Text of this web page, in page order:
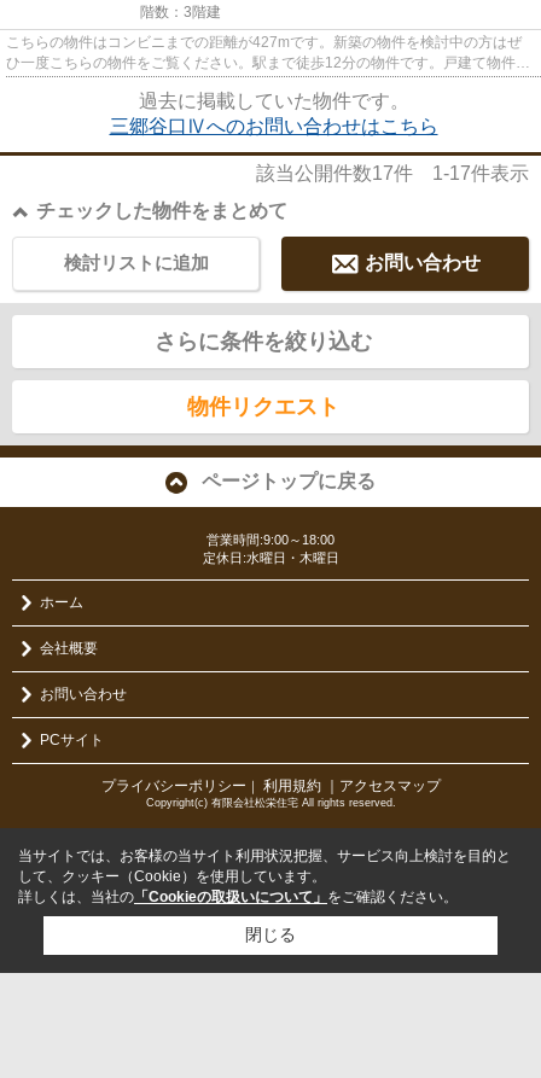
階数：3階建
こちらの物件はコンビニまでの距離が427mです。新築の物件を検討中の方はぜ
ひ一度こちらの物件をご覧ください。駅まで徒歩12分の物件です。戸建て物件を
過去に掲載していた物件です。
三郷谷口Ⅳへのお問い合わせはこちら
該当公開件数17件 1-17件表示
チェックした物件をまとめて
お問い合わせ
検討リストに追加
さらに条件を絞り込む
物件リクエスト
ページトップに戻る
営業時間:9:00～18:00
定休日:水曜日・木曜日
ホーム
会社概要
お問い合わせ
PCサイト
プライバシーポリシー ｜ 利用規約 ｜アクセスマップ
Copyright(c) 有限会社松栄住宅 All rights reserved.
当サイトでは、お客様の当サイト利用状況把握、サービス向上検討を目的と
して、クッキー（Cookie）を使用しています。
詳しくは、当社の 「Cookieの取扱いについて」 をご確認ください。
閉じる